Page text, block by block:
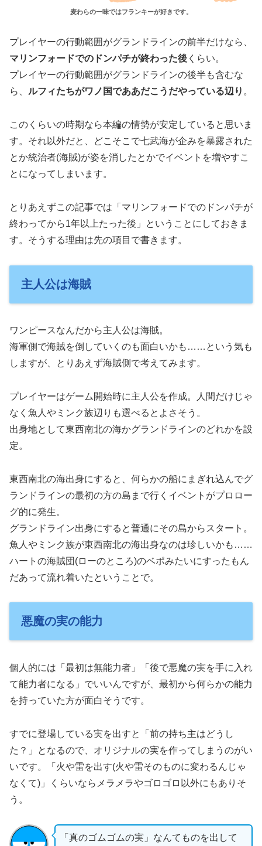
麦わらの一味ではフランキーが好きです。
プレイヤーの行動範囲がグランドラインの前半だけなら、
マリンフォードでのドンパチが終わった後 くらい。
プレイヤーの行動範囲がグランドラインの後半も含むな
ら、 ルフィたちがワノ国でああだこうだやっている辺り 。
このくらいの時期なら本編の情勢が安定していると思いま
す。それ以外だと、どこそこで七武海が企みを暴露された
とか統治者(海賊)が姿を消したとかでイベントを増やすこ
とになってしまいます。
とりあえずこの記事では「マリンフォードでのドンパチが
終わってから1年以上たった後」ということにしておきま
す。そうする理由は先の項目で書きます。
主人公は海賊
ワンピースなんだから主人公は海賊。
海軍側で海賊を倒していくのも面白いかも……という気も
しますが、とりあえず海賊側で考えてみます。
プレイヤーはゲーム開始時に主人公を作成。人間だけじゃ
なく魚人やミンク族辺りも選べるとよさそう。
出身地として東西南北の海かグランドラインのどれかを設
定。
東西南北の海出身にすると、何らかの船にまぎれ込んでグ
ランドラインの最初の方の島まで行くイベントがプロロー
グ的に発生。
グランドライン出身にすると普通にその島からスタート。
魚人やミンク族が東西南北の海出身なのは珍しいかも……
ハートの海賊団(ローのところ)のベポみたいにすったもん
だあって流れ着いたということで。
悪魔の実の能力
個人的には「最初は無能力者」「後で悪魔の実を手に入れ
て能力者になる」でいいんですが、最初から何らかの能力
を持っていた方が面白そうです。
すでに登場している実を出すと「前の持ち主はどうし
た？」となるので、オリジナルの実を作ってしまうのがい
いです。「火や雷を出す(火や雷そのものに変わるんじゃ
なくて)」くらいならメラメラやゴロゴロ以外にもありそ
う。
「真のゴムゴムの実」なんてものを出して